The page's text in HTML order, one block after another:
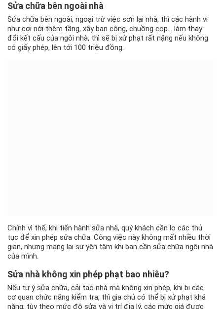
Sửa chữa bên ngoài nhà
Sửa chữa bên ngoài, ngoại trừ việc sơn lại nhà, thì các hành vi
như cơi nới thêm tầng, xây ban công, chuồng cọp… làm thay
đổi kết cấu của ngôi nhà, thì sẽ bị xử phạt rất nặng nếu không
có giấy phép, lên tới 100 triệu đồng.
Chính vì thế, khi tiến hành sửa nhà, quý khách cần lo các thủ
tục để xin phép sửa chữa. Công việc này không mất nhiều thời
gian, nhưng mang lại sự yên tâm khi bạn cần sửa chữa ngôi nhà
của mình.
Sửa nhà không xin phép phạt bao nhiêu?
Nếu tự ý sửa chữa, cải tạo nhà mà không xin phép, khi bị các
cơ quan chức năng kiểm tra, thì gia chủ có thể bị xử phạt khá
nặng, tùy theo mức độ sửa và vị trí địa lý, các mức giá được